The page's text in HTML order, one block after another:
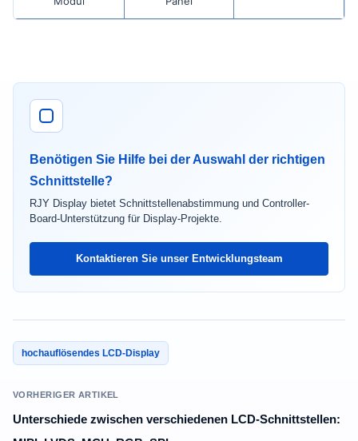
Benötigen Sie Hilfe bei der Auswahl der richtigen
Schnittstelle?
RJY Display bietet Schnittstellenabstimmung und Controller-
Board-Unterstützung für Display-Projekte.
Kontaktieren Sie unser Entwicklungsteam
hochauflösendes LCD-Display
VORHERIGER ARTIKEL
Unterschiede zwischen verschiedenen LCD-Schnittstellen: